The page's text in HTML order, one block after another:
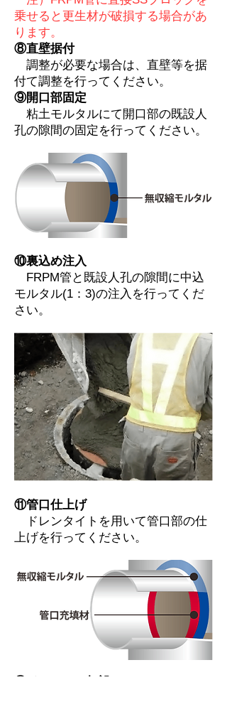
乗せると更生材が破損する場合があ
ります。
⑧直壁据付
調整が必要な場合は、直壁等を据
付て調整を行ってください。
⑨開口部固定
粘土モルタルにて開口部の既設人
孔の隙間の固定を行ってください。
⑩裏込め注入
FRPM管と既設人孔の隙間に中込
モルタル(1：3)の注入を行ってくだ
さい。
⑪管口仕上げ
ドレンタイトを用いて管口部の仕
上げを行ってください。